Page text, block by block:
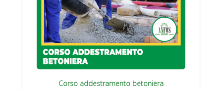
Corso addestramento betoniera